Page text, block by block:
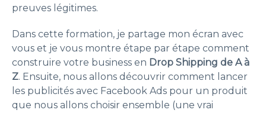
preuves légitimes.
Dans cette formation, je partage mon écran avec
vous et je vous montre étape par étape comment
construire votre business en Drop Shipping de A à
Z. Ensuite, nous allons découvrir comment lancer
les publicités avec Facebook Ads pour un produit
que nous allons choisir ensemble (une vrai